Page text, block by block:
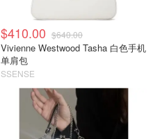
$410.00 $640.00
Vivienne Westwood Tasha 白色手机
单肩包
SSENSE